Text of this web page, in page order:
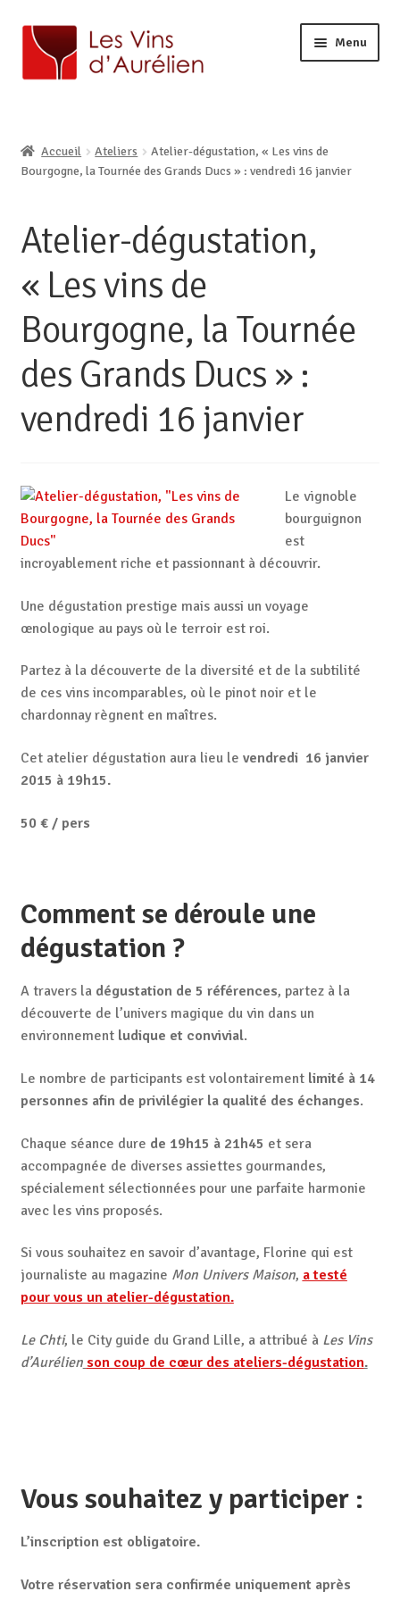
Menu
BOUTIQUE EN LIGNE
AURÉLIEN, CAVISTE À LILLE
Accueil Ateliers
Atelier-dégustation, « Les vins de
Bourgogne, la Tournée des Grands Ducs » : vendredi 16 janvier
Atelier-dégustation,
« Les vins de
Bourgogne, la Tournée
des Grands Ducs » :
vendredi 16 janvier
Le vignoble
bourguignon
est
incroyablement riche et passionnant à découvrir.
Une dégustation prestige mais aussi un voyage
œnologique au pays où le terroir est roi.
Partez à la découverte de la diversité et de la subtilité
de ces vins incomparables, où le pinot noir et le
chardonnay règnent en maîtres.
Cet atelier dégustation aura lieu le vendredi 16 janvier
2015 à 19h15.
50 € / pers
Comment se déroule une
dégustation ?
A travers la dégustation de 5 références, partez à la
découverte de l’univers magique du vin dans un
environnement ludique et convivial.
Le nombre de participants est volontairement limité à 14
personnes afin de privilégier la qualité des échanges.
Chaque séance dure de 19h15 à 21h45 et sera
accompagnée de diverses assiettes gourmandes,
spécialement sélectionnées pour une parfaite harmonie
avec les vins proposés.
Si vous souhaitez en savoir d’avantage, Florine qui est
journaliste au magazine Mon Univers Maison, a testé
pour vous un atelier-dégustation.
Le Chti, le City guide du Grand Lille, a attribué à Les Vins
d’Aurélien son coup de cœur des ateliers-dégustation.
Vous souhaitez y participer :
L’inscription est obligatoire.
Votre réservation sera confirmée uniquement après